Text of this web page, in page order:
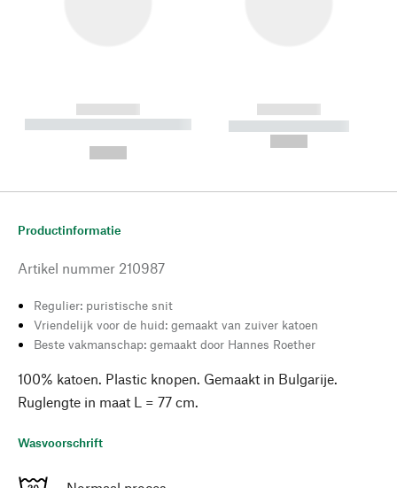
------------
----------- ----------- --------
------------
----------- -----------
Productinformatie
Artikel nummer 210987
Regulier: puristische snit
Vriendelijk voor de huid: gemaakt van zuiver katoen
Beste vakmanschap: gemaakt door Hannes Roether
100% katoen. Plastic knopen. Gemaakt in Bulgarije.
Ruglengte in maat L = 77 cm.
Wasvoorschrift